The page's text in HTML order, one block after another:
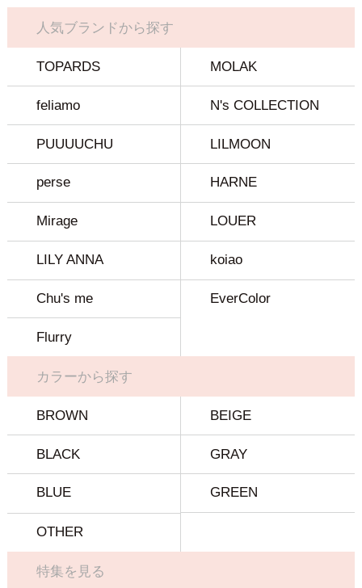
人気ブランドから探す
TOPARDS MOLAK
feliamo N's COLLECTION
PUUUUCHU LILMOON
perse HARNE
Mirage LOUER
LILY ANNA koiao
Chu's me EverColor
Flurry
カラーから探す
BROWN BEIGE
BLACK GRAY
BLUE GREEN
OTHER
特集を見る